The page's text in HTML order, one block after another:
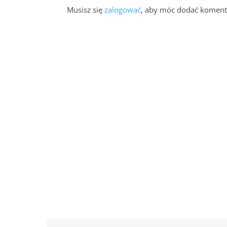
Musisz się zalogować, aby móc dodać